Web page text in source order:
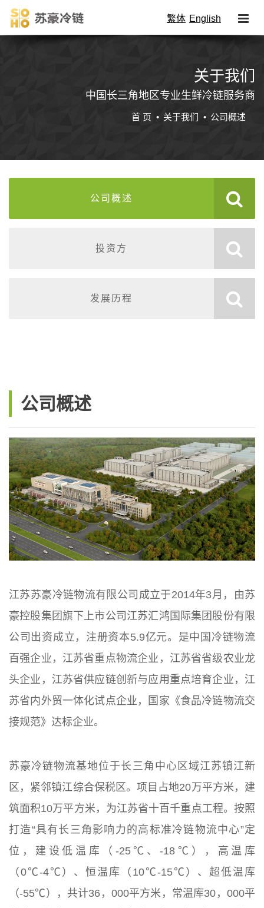
繁体 English
关于我们
中国长三角地区专业生鲜冷链服务商
首 页 关于我们 公司概述
公司概述
投资方
发展历程
公司概述
江苏苏豪冷链物流有限公司成立于2014年3月，由苏
豪控股集团旗下上市公司江苏汇鸿国际集团股份有限
公司出资成立，注册资本5.9亿元。是中国冷链物流
百强企业，江苏省重点物流企业，江苏省省级农业龙
头企业，江苏省供应链创新与应用重点培育企业，江
苏省内外贸一体化试点企业，国家《食品冷链物流交
接规范》达标企业。
苏豪冷链物流基地位于长三角中心区域江苏镇江新
区，紧邻镇江综合保税区。项目占地20万平方米，建
筑面积10万平方米，为江苏省十百千重点工程。按照
打造“具有长三角影响力的高标准冷链物流中心”定
位，建设低温库（-25℃、-18℃），高温库
（0℃-4℃）、恒温库（10℃-15℃）、超低温库
（-55℃），共计36，000平方米，常温库30，000平